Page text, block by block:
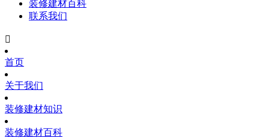
装修建材百科
联系我们

首页
关于我们
装修建材知识
装修建材百科